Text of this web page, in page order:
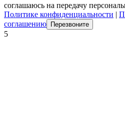
соглашаюсь на передачу
Политике конфиденциальности |
соглашению
5